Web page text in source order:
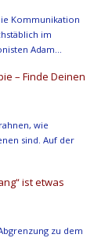
Kommunikation
im
Adam…
– Finde Deinen
wie
sind. Auf der
ist etwas
zu dem